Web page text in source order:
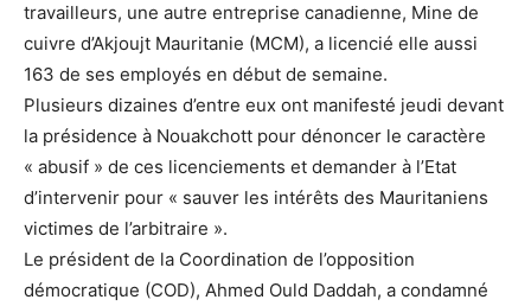
travailleurs, une autre entreprise canadienne, Mine de
cuivre d’Akjoujt Mauritanie (MCM), a licencié elle aussi
163 de ses employés en début de semaine.
Plusieurs dizaines d’entre eux ont manifesté jeudi devant
la présidence à Nouakchott pour dénoncer le caractère
« abusif » de ces licenciements et demander à l’Etat
d’intervenir pour « sauver les intérêts des Mauritaniens
victimes de l’arbitraire ».
Le président de la Coordination de l’opposition
démocratique (COD), Ahmed Ould Daddah, a condamné